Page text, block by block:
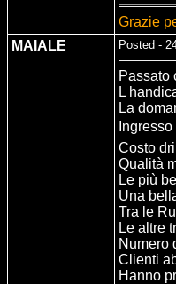
Grazie
MAIALE
Posted -
Passato
L
La
Costo
Qualità
Le più
Una
Tra le
Le altre
Numero
Clienti
Hanno